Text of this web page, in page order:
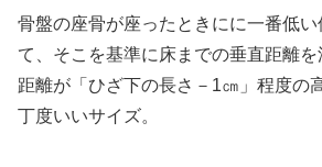
骨盤の座骨が座ったときにに一番低
て、そこを基準に床までの垂直距離
距離が「ひざ下の長さ－1㎝」程度の
丁度いいサイズ。